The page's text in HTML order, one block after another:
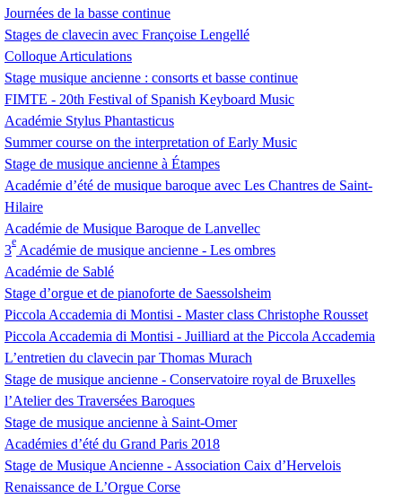
Journées de la basse continue
Stages de clavecin avec Françoise Lengellé
Colloque Articulations
Stage musique ancienne : consorts et basse continue
FIMTE - 20th Festival of Spanish Keyboard Music
Académie Stylus Phantasticus
Summer course on the interpretation of Early Music
Stage de musique ancienne à Étampes
Académie d’été de musique baroque avec Les Chantres de Saint-
Hilaire
Académie de Musique Baroque de Lanvellec
3
e
Académie de musique ancienne - Les ombres
Académie de Sablé
Stage d’orgue et de pianoforte de Saessolsheim
Piccola Accademia di Montisi - Master class Christophe Rousset
Piccola Accademia di Montisi - Juilliard at the Piccola Accademia
L’entretien du clavecin par Thomas Murach
Stage de musique ancienne - Conservatoire royal de Bruxelles
l’Atelier des Traversées Baroques
Stage de musique ancienne à Saint-Omer
Académies d’été du Grand Paris 2018
Stage de Musique Ancienne - Association Caix d’Hervelois
Renaissance de L’Orgue Corse